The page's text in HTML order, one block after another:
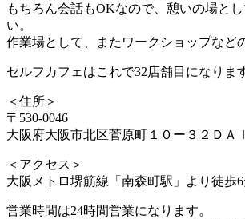
もちろん会話もOKなので、憩いの場と
い。
作業場として、またワークショップなど
セルフカフェはこれで32店舗目になりま
＜住所＞
〒530-0046
大阪府大阪市北区菅原町１０ー３２ＤＡ
＜アクセス＞
大阪メトロ堺筋線「南森町駅」より徒歩6
営業時間は24時間営業になります。